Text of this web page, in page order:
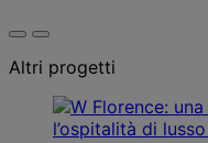
Altri progetti